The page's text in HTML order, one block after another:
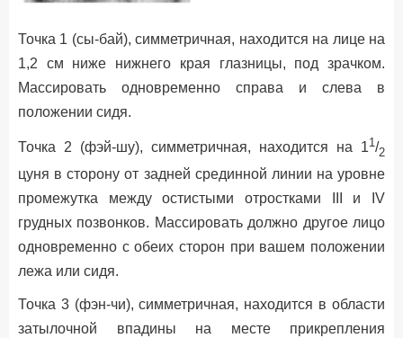
Точка 1 (сы-бай), симметричная, находится на лице на
1,2 см ниже нижнего края глазницы, под зрачком.
Массировать одновременно справа и слева в
положении сидя.
Точка 2 (фэй-шу), симметричная, находится на 11 /2
цуня в сторону от задней срединной линии на уровне
промежутка между остистыми отростками III и IV
грудных позвонков. Массировать должно другое лицо
одновременно с обеих сторон при вашем положении
лежа или сидя.
Точка 3 (фэн-чи), симметричная, находится в области
затылочной впадины на месте прикрепления